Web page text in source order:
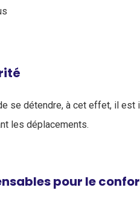
se détendre, à cet effet, il est
les déplacements.
pour le